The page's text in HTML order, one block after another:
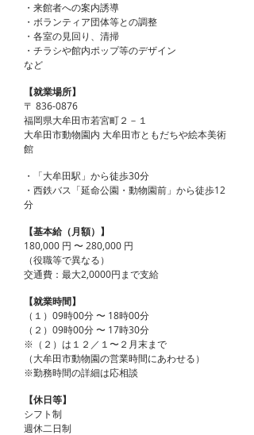
・来館者への案内誘導
・ボランティア団体等との調整
・各室の見回り、清掃
・チラシや館内ポップ等のデザイン
など
【就業場所】
〒 836-0876
福岡県大牟田市若宮町２－１
大牟田市動物園内 大牟田市ともだちや絵本美術
館
・「大牟田駅」から徒歩30分
・西鉄バス「延命公園・動物園前」から徒歩12
分
【基本給（月額）】
180,000 円 〜 280,000 円
（役職等で異なる）
交通費：最大2,0000円まで支給
【就業時間】
（１）09時00分 〜 18時00分
（２）09時00分 〜 17時30分
※（２）は１２／１〜２月末まで
（大牟田市動物園の営業時間にあわせる）
※勤務時間の詳細は応相談
【休日等】
シフト制
週休二日制